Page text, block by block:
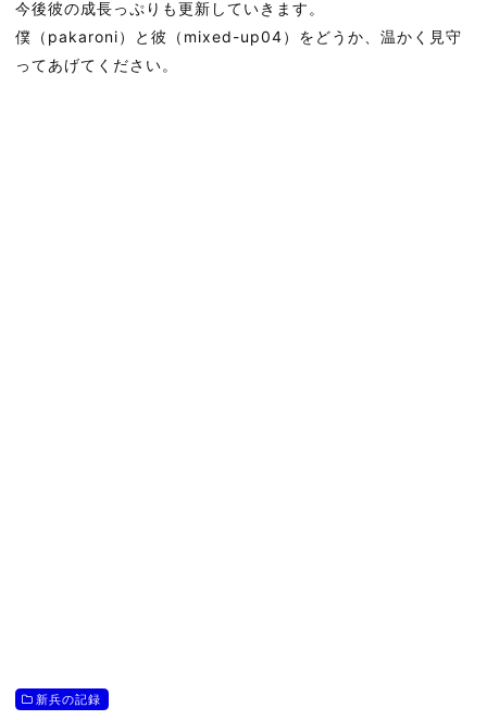
今後彼の成長っぷりも更新していきます。
僕（pakaroni）と彼（mixed-up04）をどうか、温かく見守
ってあげてください。
新兵の記録